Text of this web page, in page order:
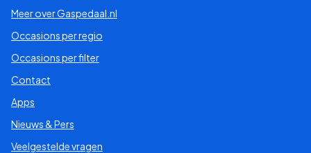
Meer over Gaspedaal.nl
Occasions per regio
Occasions per filter
Contact
Apps
Nieuws & Pers
Veelgestelde vragen